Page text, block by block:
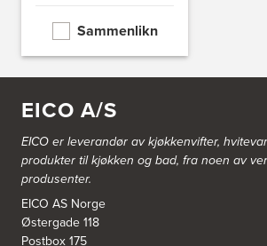
8624 Mo I Rana
Tel.:+47 751 53 000
Sentrumsvn. 4
Tel.:75-009700
http://www.interiormesteren.no
Bodø Interiør
Petter Engensvei 7
Kjøkkenhuset Bodø A/S
Sammenlikn
EICO A/S
EICO er leverandør av kjøkkenvifter,
produkter til kjøkken og bad, fra noen av
produsenter.
EICO AS Norge
Østergade 118
Postbox 175